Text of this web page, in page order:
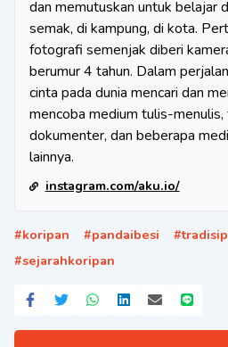
dan memutuskan untuk belajar
semak, di kampung, di kota.
fotografi semenjak diberi
berumur 4 tahun. Dalam
cinta pada dunia mencari dan
mencoba medium tulis-
dokumenter, dan beberapa
lainnya.
instagram.com/aku.io/
#koripan #pandaibesi #
#sejarahkoripan